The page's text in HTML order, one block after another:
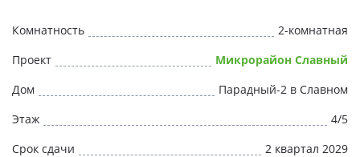
Комнатность
2-комнатная
Проект
Микрорайон Славный
Дом
Парадный-2 в Славном
Этаж
4/5
Срок сдачи
2 квартал 2029